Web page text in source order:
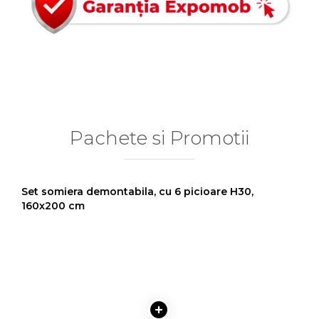
Pachete si Promotii
Set somiera demontabila, cu 6 picioare H30,
160x200 cm